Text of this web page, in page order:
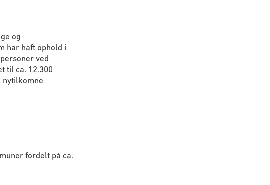
og
har haft ophold i
ved
til ca. 12.300
nytilkomne
fordelt på ca.